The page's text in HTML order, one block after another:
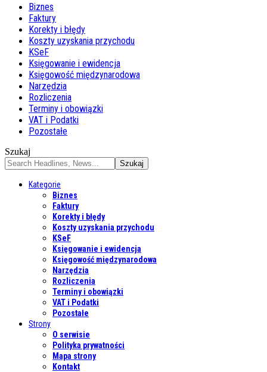
Biznes
Faktury
Korekty i błędy
Koszty uzyskania przychodu
KSeF
Księgowanie i ewidencja
Księgowość międzynarodowa
Narzędzia
Rozliczenia
Terminy i obowiązki
VAT i Podatki
Pozostałe
Szukaj
Kategorie
Biznes
Faktury
Korekty i błędy
Koszty uzyskania przychodu
KSeF
Księgowanie i ewidencja
Księgowość międzynarodowa
Narzędzia
Rozliczenia
Terminy i obowiązki
VAT i Podatki
Pozostałe
Strony
O serwisie
Polityka prywatności
Mapa strony
Kontakt